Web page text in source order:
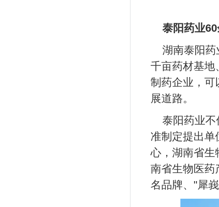
泰阳药业
湖南泰阳
千亩药材基地
制药企业，可
展道路。
泰阳药业
准制定提出
心，湖南省生
南省生物医药
名品牌、"犀